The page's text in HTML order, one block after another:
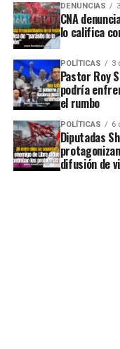
DENUNCIAS
CNA
lo califica
POLÍTICAS 3
Pastor Roy
podría
el rumbo
POLÍTICAS 6
Diputadas
difusión de